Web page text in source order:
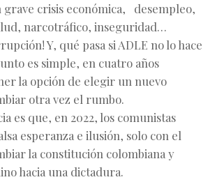
grave crisis económica, desempleo,
narcotráfico, inseguridad…
Y, qué pasa si ADLE no lo hace
es simple, en cuatro años
la opción de elegir un nuevo
otra vez el rumbo.
es que, en 2022, los comunistas
esperanza e ilusión, solo con el
la constitución colombiana y
hacia una dictadura.